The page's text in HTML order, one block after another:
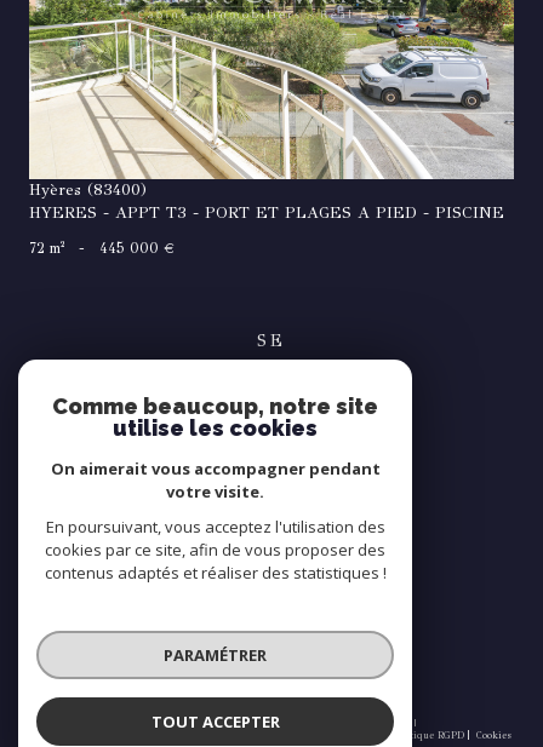
VOIR LE BIEN
Hyères (83400)
HYERES - APPT T3 - PORT ET PLAGES A PIED - PISCINE
72 m² - 445 000 €
SE
connecter
espace propriétaire
NOUS
suivre
© 2026 | Tous droits réservés | Traduction powered by Google |
Nos honoraires
Politique RGPD Cookies
Comme beaucoup, notre site
utilise les cookies
On aimerait vous accompagner pendant
votre visite.
En poursuivant, vous acceptez l'utilisation des
cookies par ce site, afin de vous proposer des
contenus adaptés et réaliser des statistiques !
PARAMÉTRER
TOUT ACCEPTER